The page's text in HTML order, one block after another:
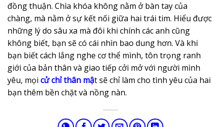
đồng thuận. Chìa khóa không nằm ở bàn tay của
chàng, mà nằm ở sự kết nối giữa hai trái tim. Hiểu được
những lý do sâu xa mà đôi khi chính các anh cũng
không biết, bạn sẽ có cái nhìn bao dung hơn. Và khi
bạn biết cách lắng nghe cơ thể mình, tôn trọng ranh
giới của bản thân và giao tiếp cởi mở với người mình
yêu, mọi cử chỉ thân mật sẽ chỉ làm cho tình yêu của hai
bạn thêm bền chặt và nồng nàn.